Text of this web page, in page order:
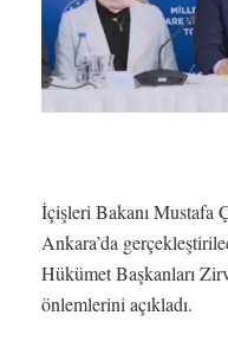
İçişleri Bakanı Mustafa
Ankara’da
Hükümet Başkanları
önlemlerini açıkladı.